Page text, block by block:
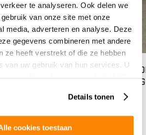
te analyseren. Ook delen we
van onze site met onze
media, adverteren en analyse. Deze
gegevens combineren met andere
ze heeft verstrekt of die ze hebben
van uw gebruik van hun services. U
Details tonen
cookies toestaan
BIJ TDA IN LIJNDEN
via
van